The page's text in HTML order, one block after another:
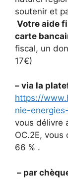
soutenir et
Votre aide
carte
fiscal, un
17€)
– via la
https://
nie-
vous délivre
OC.2E, vous
66 % .
– par